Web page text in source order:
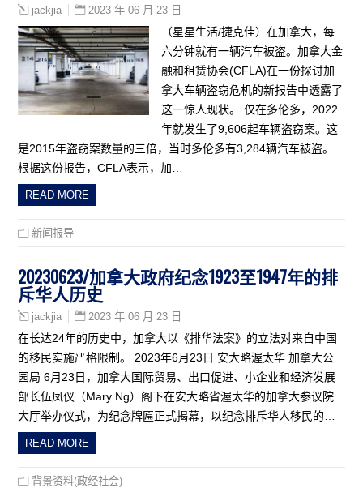
jackjia 2023 年 06 月 23 日
（星星生活/捷克佳）在加拿大，每
六分钟就有一辆汽车被盗。加拿大金
融和租赁协会(CFLA)在一份探讨加
拿大车辆盗窃危机的新报告中透露了
这一惊人现状。 仅在多伦多，2022
年就发生了9,606起车辆盗窃案。这
是2015年盗窃案数量的三倍，当时多伦多有3,284辆汽车被盗。
根据这份报告，CFLA表示，加…
READ MORE
新闻报导
20230623/加拿大政府纪念1923至1947年的排
斥华人历史
jackjia 2023 年 06 月 23 日
在长达24年的历史中，加拿大以《排华法案》的立法对来自中国
的移民实施严格限制。 2023年6月23日 安大略渥太华 加拿大公
园局 6月23日，加拿大国际贸易、出口促进、小企业和经济发展
部长伍凤仪（Mary Ng）阁下在安大略省渥太华的加拿大参议院
大厅举办仪式，为纪念牌匾正式揭幕，以纪念排斥华人移民的…
READ MORE
背景资料(政经社会)